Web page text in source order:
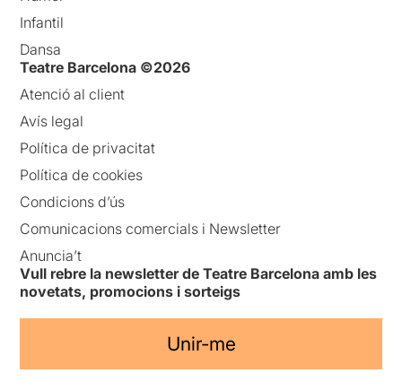
Infantil
Dansa
Teatre Barcelona ©2026
Atenció al client
Avís legal
Política de privacitat
Política de cookies
Condicions d’ús
Comunicacions comercials i Newsletter
Anuncia’t
Vull rebre la newsletter de Teatre Barcelona amb les
novetats, promocions i sorteigs
Unir-me